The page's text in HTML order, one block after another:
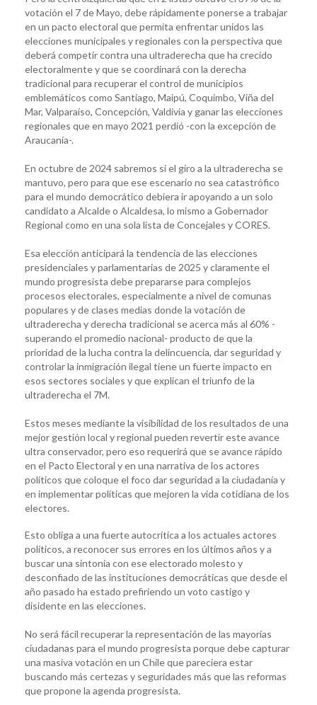
votación el 7 de Mayo, debe rápidamente ponerse a trabajar
en un pacto electoral que permita enfrentar unidos las
elecciones municipales y regionales con la perspectiva que
deberá competir contra una ultraderecha que ha crecido
electoralmente y que se coordinará con la derecha
tradicional para recuperar el control de municipios
emblemáticos como Santiago, Maipú, Coquimbo, Viña del
Mar, Valparaíso, Concepción, Valdivia y ganar las elecciones
regionales que en mayo 2021 perdió -con la excepción de
Araucanía-.
En octubre de 2024 sabremos si el giro a la ultraderecha se
mantuvo, pero para que ese escenario no sea catastrófico
para el mundo democrático debiera ir apoyando a un solo
candidato a Alcalde o Alcaldesa, lo mismo a Gobernador
Regional como en una sola lista de Concejales y CORES.
Esa elección anticipará la tendencia de las elecciones
presidenciales y parlamentarias de 2025 y claramente el
mundo progresista debe prepararse para complejos
procesos electorales, especialmente a nivel de comunas
populares y de clases medias donde la votación de
ultraderecha y derecha tradicional se acerca más al 60% -
superando el promedio nacional- producto de que la
prioridad de la lucha contra la delincuencia, dar seguridad y
controlar la inmigración ilegal tiene un fuerte impacto en
esos sectores sociales y que explican el triunfo de la
ultraderecha el 7M.
Estos meses mediante la visibilidad de los resultados de una
mejor gestión local y regional pueden revertir este avance
ultra conservador, pero eso requerirá que se avance rápido
en el Pacto Electoral y en una narrativa de los actores
políticos que coloque el foco dar seguridad a la ciudadanía y
en implementar políticas que mejoren la vida cotidiana de los
electores.
Esto obliga a una fuerte autocrítica a los actuales actores
políticos, a reconocer sus errores en los últimos años y a
buscar una sintonía con ese electorado molesto y
desconfiado de las instituciones democráticas que desde el
año pasado ha estado prefiriendo un voto castigo y
disidente en las elecciones.
No será fácil recuperar la representación de las mayorías
ciudadanas para el mundo progresista porque debe capturar
una masiva votación en un Chile que pareciera estar
buscando más certezas y seguridades más que las reformas
que propone la agenda progresista.